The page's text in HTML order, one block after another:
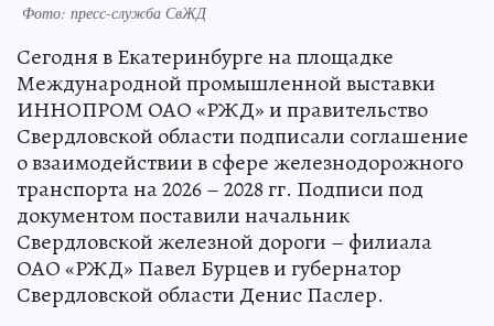
Фото: пресс-служба СвЖД
Сегодня в Екатеринбурге на площадке
Международной промышленной выставки
ИННОПРОМ ОАО «РЖД» и правительство
Свердловской области подписали соглашение
о взаимодействии в сфере железнодорожного
транспорта на 2026 – 2028 гг. Подписи под
документом поставили начальник
Свердловской железной дороги – филиала
ОАО «РЖД» Павел Бурцев и губернатор
Свердловской области Денис Паслер.